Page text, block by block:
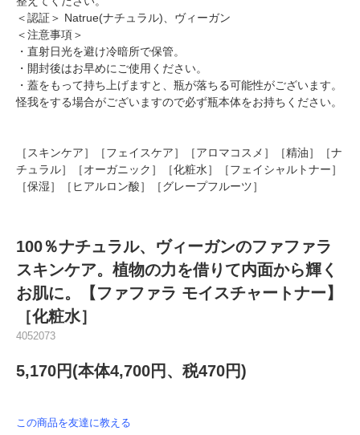
＜認証＞ Natrue(ナチュラル)、ヴィーガン
＜注意事項＞
・直射日光を避け冷暗所で保管。
・開封後はお早めにご使用ください。
・蓋をもって持ち上げますと、瓶が落ちる可能性がございます。
怪我をする場合がございますので必ず瓶本体をお持ちください。
［スキンケア］［フェイスケア］［アロマコスメ］［精油］［ナ
チュラル］［オーガニック］［化粧水］［フェイシャルトナー］
［保湿］［ヒアルロン酸］［グレープフルーツ］
100％ナチュラル、ヴィーガンのファファラ
スキンケア。植物の力を借りて内面から輝く
お肌に。【ファファラ モイスチャートナー】
［化粧水］
4052073
5,170円(本体4,700円、税470円)
この商品を友達に教える